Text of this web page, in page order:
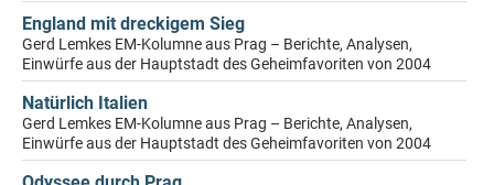
England mit dreckigem Sieg
Gerd Lemkes EM-Kolumne aus Prag – Berichte, Analysen,
Einwürfe aus der Hauptstadt des Geheimfavoriten von 2004
Natürlich Italien
Gerd Lemkes EM-Kolumne aus Prag – Berichte, Analysen,
Einwürfe aus der Hauptstadt des Geheimfavoriten von 2004